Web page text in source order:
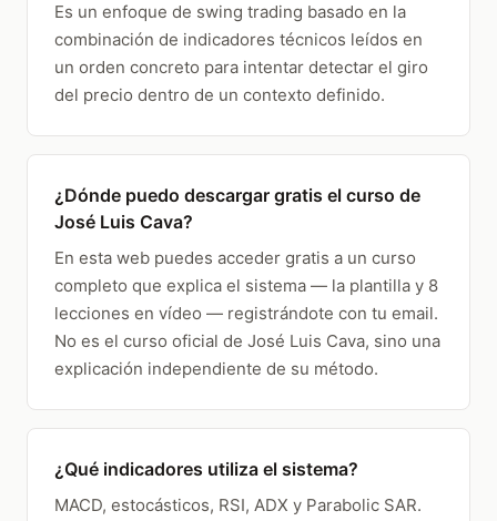
Es un enfoque de swing trading basado en la
combinación de indicadores técnicos leídos en
un orden concreto para intentar detectar el giro
del precio dentro de un contexto definido.
¿Dónde puedo descargar gratis el curso de
José Luis Cava?
En esta web puedes acceder gratis a un curso
completo que explica el sistema — la plantilla y 8
lecciones en vídeo — registrándote con tu email.
No es el curso oficial de José Luis Cava, sino una
explicación independiente de su método.
¿Qué indicadores utiliza el sistema?
MACD, estocásticos, RSI, ADX y Parabolic SAR.